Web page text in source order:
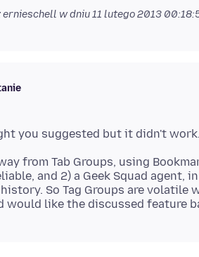
w dniu11 lutego 2013
you suggested but it didn't
from Tab Groups, using
and 2) a Geek Squad agent,
So Tag Groups are volatile